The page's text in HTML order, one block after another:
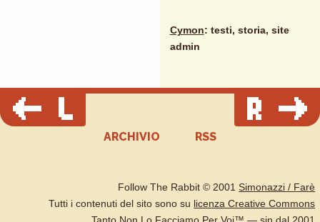
Cymon: testi, storia, site
admin
ARCHIVIO RSS
Follow The Rabbit © 2001Simonazzi / Farè
Tutti i contenuti del sito sono su licenza Creative Commons